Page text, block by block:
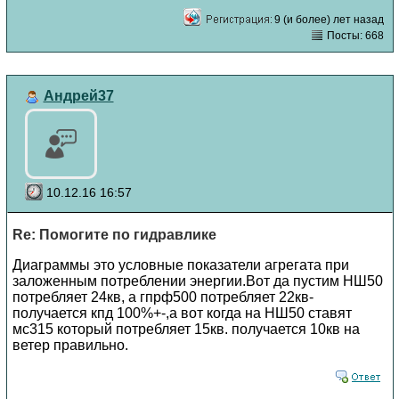
9 (и более) лет назад
Посты: 668
Андрей37
10.12.16 16:57
Re: Помогите по гидравлике
Диаграммы это условные показатели агрегата при
заложенным потреблении энергии.Вот да пустим НШ50
потребляет 24кв, а гпрф500 потребляет 22кв-
получается кпд 100%+-,а вот когда на НШ50 ставят
мс315 который потребляет 15кв. получается 10кв на
ветер правильно.